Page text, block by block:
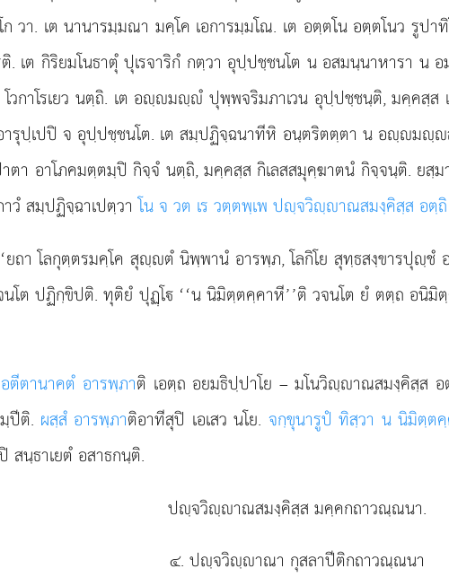
ก วา. เต นานารมฺมณา มคฺโค เอการมฺมโณ. เต อตฺตโน อตฺตโนว รู
. เต กิริยมโนธาตุํ ปุเรจาริกํ กตฺวา อุปฺปชฺชนโต น อสมนฺนาหารา น
กาโรเยว นตฺถิ. เต อฺมฺํ ปุพฺพจริมภาเวน อุปฺปชฺชนฺติ, มคฺคสฺส
ารุปฺเปปิ จ อุปฺปชฺชนโต. เต สมฺปฏิจฺฉนาทีหิ อนฺตริตตฺตา น อฺม
ตา อาโภคมตฺตมฺปิ กิจฺจํ นตฺถิ, มคฺคสฺส กิเลสสมุคฺฆาตนํ กิจฺจนฺติ. ยสฺม
สมฺปฏิจฺฉาเปตฺวาโน จ วต เร วตฺตพฺเพ ปฺจวิฺาณสมงฺคิสฺส อตฺ
ยถา โลกุตฺตรมคฺโค สุฺตํ นิพฺพานํ อารพฺภ, โลกิโย สุทฺธสงฺขารปุฺ
นโต ปฏิกฺขิปติ. ทุติยํ ปุฏฺโ ‘‘น นิมิตฺตคฺคาหี’’ติ วจนโต ยํ ตตฺถ อนิ
ตานาคตํ อารพฺภาติ เอตฺถ อยมธิปฺปาโย – มโนวิฺาณสมงฺคิสฺส
ปีติ. ผสฺสํ อารพฺภาติอาทีสุปิ เอเสว นโย. จกฺขุนารูปํ ทิสฺวา น นิมิตฺต
นฺธาเยตํ อสาธกนฺติ.
ปฺจวิฺาณสมงฺคิสฺส มคฺคกถาวณฺณนา.
๔. ปฺจวิฺาณา กุสลาปีติกถาวณฺณนา